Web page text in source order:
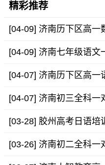
精彩推荐
[04-09] 济南历下区高一
[04-09] 济南七年级语文
[04-07] 济南历下区高一
[04-07] 济南初三全科一
[03-28] 胶州高考日语培
[03-26] 济南初二全科一